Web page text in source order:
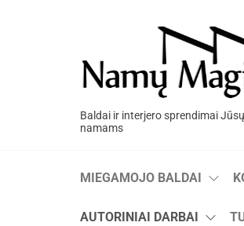
Baldai ir interjero sprendimai Jūsų
namams
MIEGAMOJO BALDAI
AUTORINIAI DARBAI